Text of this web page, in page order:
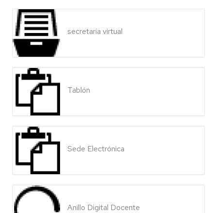
secretaría virtual
Tablón
Sede Electrónica
Anillo Digital Docente